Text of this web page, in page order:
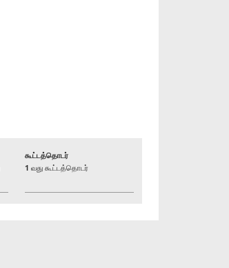
கூட்டத்தொடர்
1 வது கூட்டத்தொடர்